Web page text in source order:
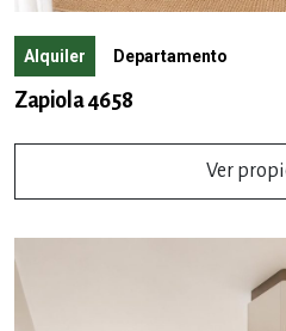
Alquiler Departamento
Zapiola 4658
Ver